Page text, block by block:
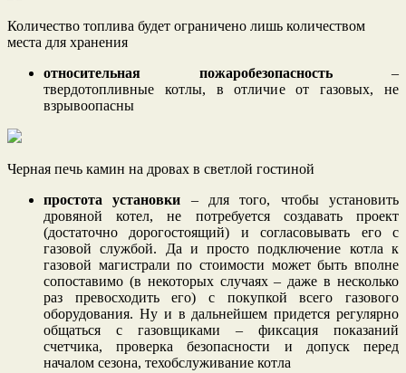
Количество топлива будет ограничено лишь количеством
места для хранения
относительная пожаробезопасность –
твердотопливные котлы, в отличие от газовых, не
взрывоопасны
Черная печь камин на дровах в светлой гостиной
простота установки – для того, чтобы установить
дровяной котел, не потребуется создавать проект
(достаточно дорогостоящий) и согласовывать его с
газовой службой. Да и просто подключение котла к
газовой магистрали по стоимости может быть вполне
сопоставимо (в некоторых случаях – даже в несколько
раз превосходить его) с покупкой всего газового
оборудования. Ну и в дальнейшем придется регулярно
общаться с газовщиками – фиксация показаний
счетчика, проверка безопасности и допуск перед
началом сезона, техобслуживание котла